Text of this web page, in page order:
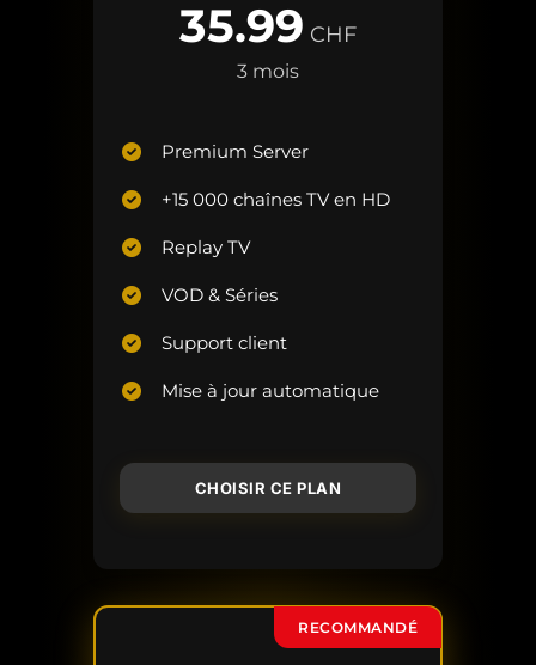
35.99 CHF
3 mois
Premium Server
+15 000 chaînes TV en HD
Replay TV
VOD & Séries
Support client
Mise à jour automatique
CHOISIR CE PLAN
RECOMMANDÉ